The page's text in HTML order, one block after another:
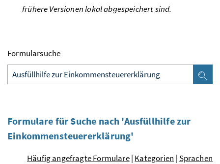
frühere Versionen lokal abgespeichert sind.
Formularsuche
Formulare für Suche nach 'Ausfüllhilfe zur
Einkommensteuererklärung'
Häufig angefragte Formulare| Kategorien | Sprachen